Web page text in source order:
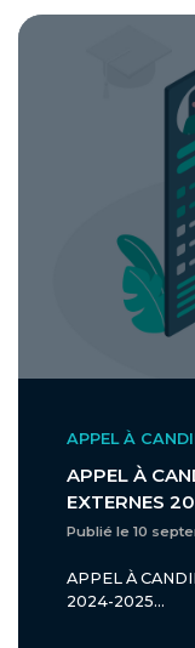
APPEL À
APPEL À
EXTERNES
Publié le 10
APPEL À
2024-2025...